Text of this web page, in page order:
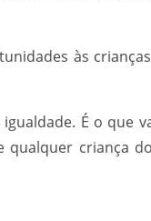
às
É o que
criança